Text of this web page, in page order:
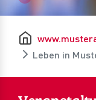
Leben in